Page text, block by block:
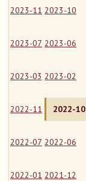
2023-11 2023-10
2023-07 2023-06
2023-03 2023-02
2022-11 2022-10
2022-07 2022-06
2022-01 2021-12